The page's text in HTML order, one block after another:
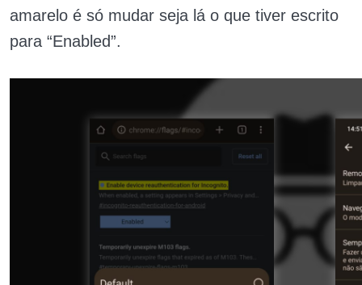
amarelo é só mudar seja lá o que tiver escrito
para “Enabled”.